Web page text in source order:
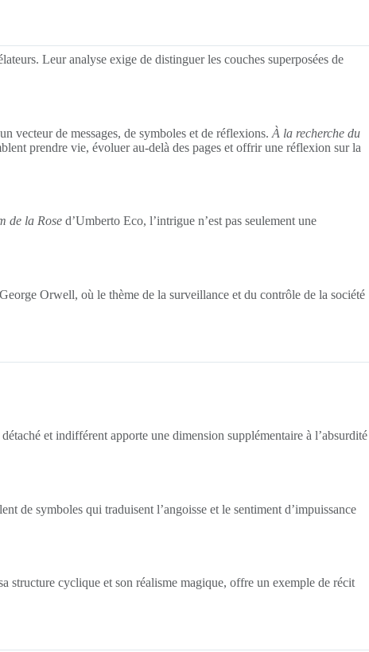
Leur analyse exige de distinguer les couches superposées de
vecteur de messages, de symboles et de réflexions. À la recherche du
prendre vie, évoluer au-delà des pages et offrir une réflexion sur la
de la Rose d’Umberto Eco, l’intrigue n’est pas seulement une
Orwell, où le thème de la surveillance et du contrôle de la société
et indifférent apporte une dimension supplémentaire à l’absurdité
de symboles qui traduisent l’angoisse et le sentiment d’impuissance
structure cyclique et son réalisme magique, offre un exemple de récit